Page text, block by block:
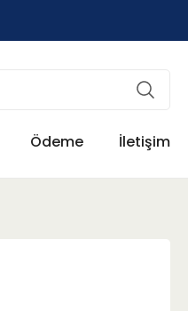
Ödeme İletişim